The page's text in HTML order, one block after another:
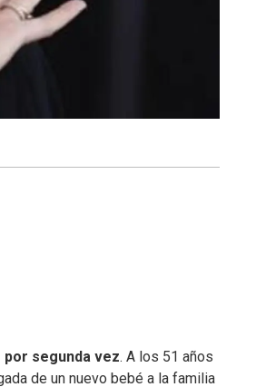
por segunda vez. A los 51 años
de un nuevo bebé a la familia